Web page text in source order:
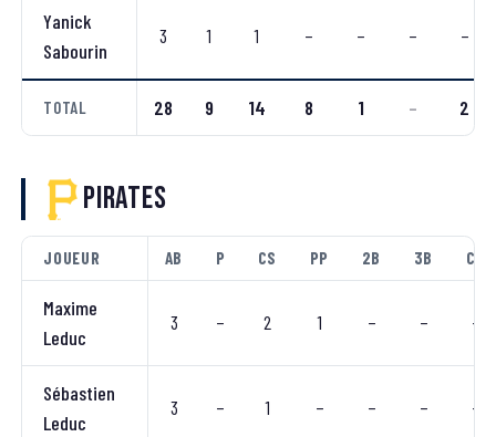
Yanick
Sabourin
3 1 1 – – – –
TOTAL 28 9 14 8 1 – 2
Pirates
JOUEUR AB P CS PP 2B 3B CC
Maxime
Leduc
3 – 2 1 – – –
Sébastien
Leduc
3 – 1 – – – –